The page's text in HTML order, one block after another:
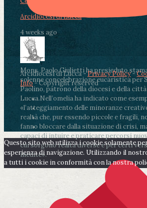
Arcidiocesi di Lucca
4 weeks ago
Mons. Paolo Giulietti ha presieduto
solenne concelebrazione eucaristica per
Paolino, patrono della diocesi e della
Lucca.Nell’omelia ha indicato come
«l’atteggiamento delle minoranze
realtà che, pur essendo piccole e fragili,
fanno bloccare dalla situazione di crisi,
capaci di intuire e praticare percorsi
cui sorgono realtà diverse e per certi
inedite».
Arcidiocesi di Lucca -Privacy Policy-
Info- Copyright reserved
Questo sito web utilizza i cookie solamente
esperienza di navigazione. Utilizzando il
a tutti i cookie in conformità con la nostra